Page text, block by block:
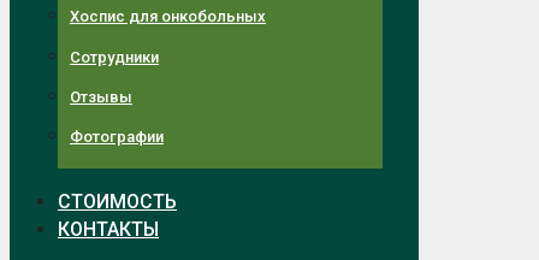
Хоспис для онкобольных
Сотрудники
Отзывы
Фотографии
СТОИМОСТЬ
КОНТАКТЫ